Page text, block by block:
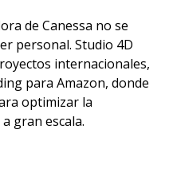
de Canessa no se
personal. Studio 4D
internacionales,
para Amazon, donde
optimizar la
gran escala.